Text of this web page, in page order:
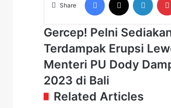
Share
Gercep!
Pelni
Sediakan
Alternatif
Transportasi
Laut
untuk
Wisatawan
Gercep! Pelni
Terdampak Erupsi
Menteri
Dody
Dampingi
Menko
Menteri PU Dody
2023 di Bali
Related Articles